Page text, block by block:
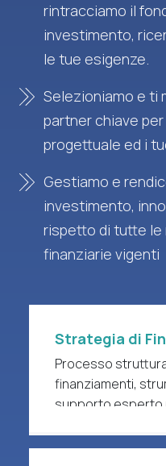
rintracciamo il
investimento,
le tue esigenze.
Selezioniamo e ti
partner chiave
progettuale ed i
Gestiamo e
investimento,
rispetto di tutte le
finanziarie vigenti
Strategia di
Processo
finanziamenti,
supporto esperto
di R&S